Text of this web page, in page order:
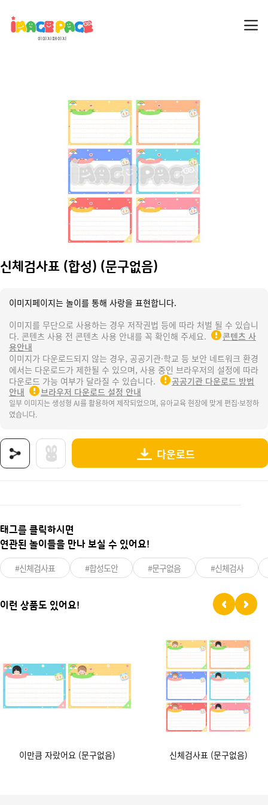
신체검사표 (합성) (문구없음)
이미지페이지는 놀이를 통해 사랑을 표현합니다.
이미지를 무단으로 사용하는 경우 저작권법 등에 따라 처벌 될 수 있습니
다. 콘텐츠 사용 전 콘텐츠 사용 안내를 꼭 확인해 주세요.
콘텐츠 사
용안내
이미지가 다운로드되지 않는 경우, 공공기관·학교 등 보안 네트워크 환경
에서는 다운로드가 제한될 수 있으며, 사용 중인 브라우저의 설정에 따라
다운로드 가능 여부가 달라질 수 있습니다.
공공기관 다운로드 방법
안내
브라우저 다운로드 설정 안내
일부 이미지는 생성형 AI를 활용하여 제작되었으며, 유아교육 현장에 맞게 편집·보정하
였습니다.
다운로드
태그를 클릭하시면
연관된 놀이들을 만나 보실 수 있어요!
#신체검사표 #합성도안 #문구없음 #신체검사
이런 상품도 있어요!
이만큼 자랐어요 (문구없음) 신체검사표 (문구없음)